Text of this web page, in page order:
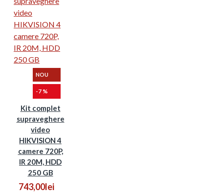
NOU
-7 %
Kit complet
supraveghere
video
HIKVISION 4
camere 720P,
IR 20M, HDD
250 GB
743,00lei